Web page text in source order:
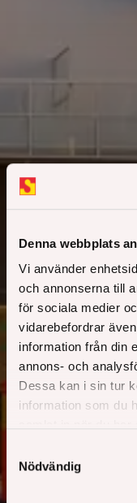
Denna webbplats
Vi använder
och annonserna till
för sociala medier
vidarebefordrar
information från din
annons- och
Dessa kan i sin tur
information som du
Nödvändig
Agnes
Lagerstedts gata
och milsvid utsikt